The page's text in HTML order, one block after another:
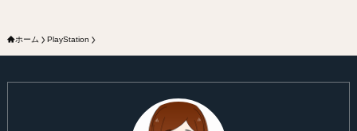
ホーム PlayStation